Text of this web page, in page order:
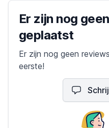
Bedrijfs reviews
Er zijn nog
geplaatst
Er zijn nog geen
eerste!